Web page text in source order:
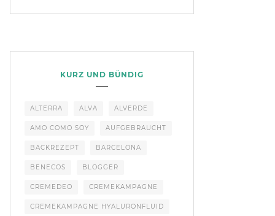
KURZ UND BÜNDIG
ALTERRA ALVA ALVERDE
AMO COMO SOY AUFGEBRAUCHT
BACKREZEPT BARCELONA
BENECOS BLOGGER
CREMEDEO CREMEKAMPAGNE
CREMEKAMPAGNE HYALURONFLUID